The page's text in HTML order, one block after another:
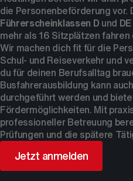
die Personenbeförderung vor.
Führerscheinklassen D und DE
mehr als 16 Sitzplätzen
Wir machen dich fit für die
Schul- und Reiseverkehr und
du für deinen Berufsalltag
Busfahrerausbildung kann
durchgeführt werden und
Fördermöglichkeiten. Mit
professioneller Betreuung
Prüfungen und die spätere
Jetzt anmelden